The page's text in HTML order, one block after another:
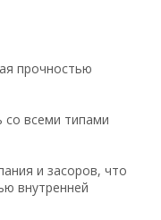
прочностью
со всеми типами
и засоров, что
внутренней